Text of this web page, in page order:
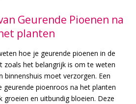
Geurende Pioenen na
planten
hoe je geurende pioenen in de
zoals het belangrijk is om te weten
binnenshuis moet verzorgen. Een
geurende pioenroos na het planten
en uitbundig bloeien. Deze